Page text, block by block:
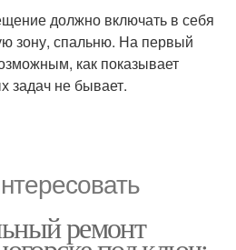
должно включать в себя
зону, спальню. На первый
как показывает
задач не бывает.
ремонт